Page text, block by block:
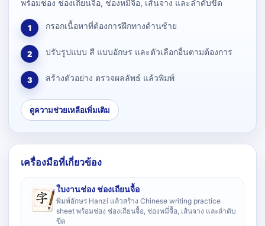
พร้อมช่อง ช่องเถียนจื้อ, ช่องหมี่จื้อ, เส้นจาง และลำดับขีด
1 กรอกเนื้อหาที่ต้องการฝึกทางด้านซ้าย
2 ปรับรูปแบบ สี แบบอักษร และตัวเลือกอื่นตามต้องการ
3 สร้างตัวอย่าง ตรวจผลลัพธ์ แล้วพิมพ์
ดูความช่วยเหลือเพิ่มเติม
เครื่องมือที่เกี่ยวข้อง
ใบงานช่อง ช่องเถียนจื้อ
พิมพ์อักษร Hanzi แล้วสร้าง Chinese writing practice
sheet พร้อมช่อง ช่องเถียนจื้อ, ช่องหมี่จื้อ, เส้นจาง และลำดับ
ขีด